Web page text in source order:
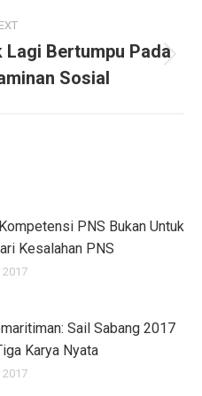
Next
post:
Bertumpu Pada
Sosial
PNS Bukan Untuk
Kesalahan PNS
2017
Sail Sabang 2017
Karya Nyata
2017